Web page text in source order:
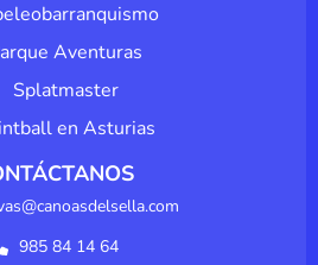
Aventuras
Splatmaster
en Asturias
985 84 14 64